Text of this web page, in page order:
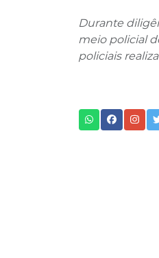
Durante
meio policial
policiais